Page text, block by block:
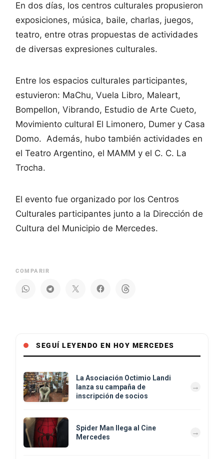
En dos días, los centros culturales propusieron
exposiciones, música, baile, charlas, juegos,
teatro, entre otras propuestas de actividades
de diversas expresiones culturales.
Entre los espacios culturales participantes,
estuvieron: MaChu, Vuela Libro, Maleart,
Bompellon, Vibrando, Estudio de Arte Cueto,
Movimiento cultural El Limonero, Dumer y Casa
Domo. Además, hubo también actividades en
el Teatro Argentino, el MAMM y el C. C. La
Trocha.
El evento fue organizado por los Centros
Culturales participantes junto a la Dirección de
Cultura del Municipio de Mercedes.
COMPARIR
SEGUÍ LEYENDO EN HOY MERCEDES
La Asociación Octimio Landi
lanza su campaña de
inscripción de socios
Spider Man llega al Cine
Mercedes